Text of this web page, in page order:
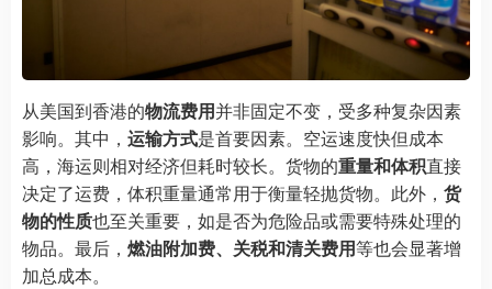
从美国到香港的物流费用并非固定不变，受多种复杂因素
影响。其中， 运输方式是首要因素。空运速度快但成本
高，海运则相对经济但耗时较长。货物的重量和体积直接
决定了运费，体积重量通常用于衡量轻抛货物。此外， 货
物的性质也至关重要，如是否为危险品或需要特殊处理的
物品。最后， 燃油附加费、关税和清关费用等也会显著增
加总成本。